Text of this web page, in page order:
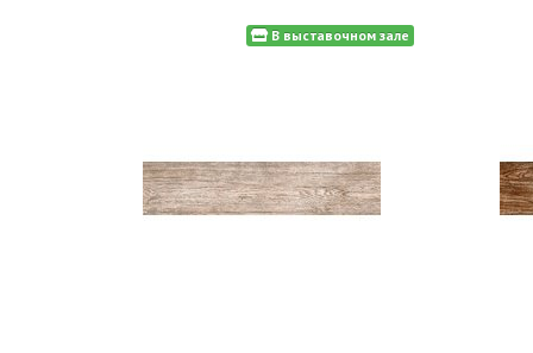
В выставочном зале